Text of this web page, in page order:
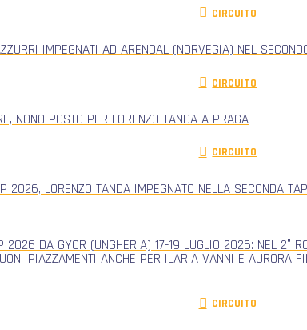
CIRCUITO
IMPEGNATI AD ARENDAL (NORVEGIA) NEL
CIRCUITO
NONO POSTO PER LORENZO TANDA A PRAGA
CIRCUITO
2026, LORENZO TANDA IMPEGNATO NELLA SECONDA
2026 DA GYOR (UNGHERIA) 17-19 LUGLIO 2026: NEL 2°
PIAZZAMENTI ANCHE PER ILARIA VANNI E
CIRCUITO